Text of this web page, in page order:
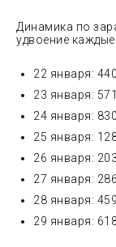
Динамика по
удвоение каждые
22 января: 440
23 января: 571
24 января: 830
25 января:
26 января:
27 января:
28 января:
29 января: